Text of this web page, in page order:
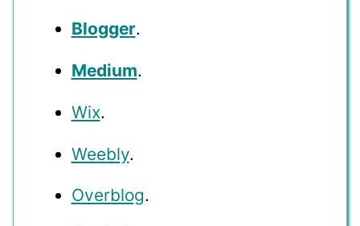
Blogger.
Medium.
Wix.
Weebly.
Overblog.